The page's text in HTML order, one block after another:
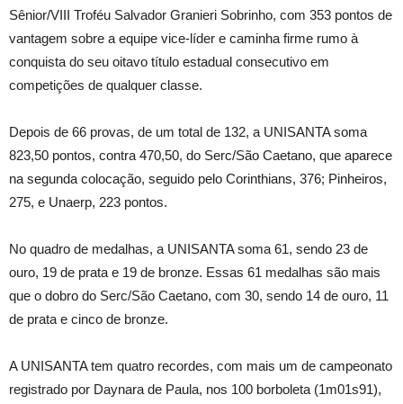
Sênior/VIII Troféu Salvador Granieri Sobrinho, com 353 pontos de
vantagem sobre a equipe vice-líder e caminha firme rumo à
conquista do seu oitavo título estadual consecutivo em
competições de qualquer classe.
Depois de 66 provas, de um total de 132, a UNISANTA soma
823,50 pontos, contra 470,50, do Serc/São Caetano, que aparece
na segunda colocação, seguido pelo Corinthians, 376; Pinheiros,
275, e Unaerp, 223 pontos.
No quadro de medalhas, a UNISANTA soma 61, sendo 23 de
ouro, 19 de prata e 19 de bronze. Essas 61 medalhas são mais
que o dobro do Serc/São Caetano, com 30, sendo 14 de ouro, 11
de prata e cinco de bronze.
A UNISANTA tem quatro recordes, com mais um de campeonato
registrado por Daynara de Paula, nos 100 borboleta (1m01s91),